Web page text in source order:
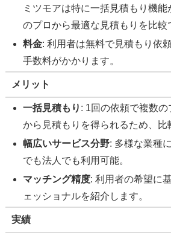
ミツモアは特に一括見積もり機
のプロから最適な見積もりを比較
料金: 利用者は無料で見積もり依
手数料がかかります。
メリット
一括見積もり : 1回の依頼で複数
から見積もりを得られるため、比
幅広いサービス分野: 多様な業種
でも法人でも利用可能。
マッチング精度: 利用者の希望に
ェッショナルを紹介します。
実績